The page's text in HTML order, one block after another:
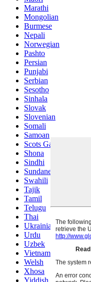
Marathi
Mongolian
Burmese
Nepali
Norwegian
Pashto
Persian
Punjabi
Serbian
Sesotho
Sinhala
Slovak
Slovenian
Somali
Samoan
Scots Gaelic
Shona
Sindhi
Sundanese
Swahili
Tajik
Tamil
Telugu
Thai
Ukrainian
Urdu
Uzbek
Vietnamese
Welsh
Xhosa
Yiddish